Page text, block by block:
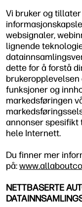
Vi bruker og
websignaler,
lignende
dette for å forstå
funksjoner og
markedsføringen
annonser spesifikt
hele Internett.
Du finner mer
på:
NETTBASERTE